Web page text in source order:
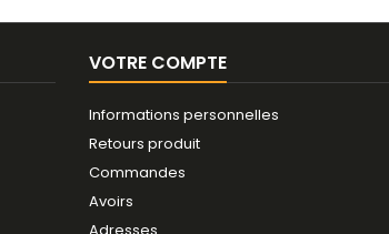
VOTRE COMPTE
Informations personnelles
Retours produit
Commandes
Avoirs